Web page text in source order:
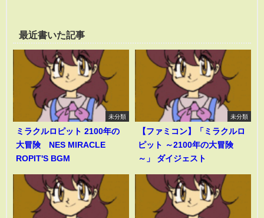
最近書いた記事
未分類
ミラクルロピット 2100年の
大冒険 NES MIRACLE
ROPIT'S BGM
未分類
【ファミコン】「ミラクルロ
ピット ～2100年の大冒険
～」 ダイジェスト